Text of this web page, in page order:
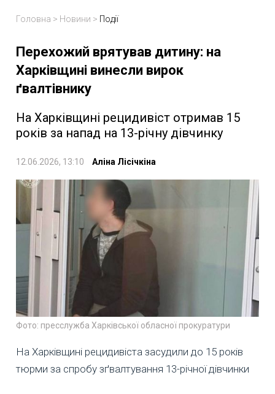
Головна > Новини > Події
Перехожий врятував дитину: на
Харківщині винесли вирок
ґвалтівнику
На Харківщині рецидивіст отримав 15
років за напад на 13-річну дівчинку
12.06.2026, 13:10 Аліна Лісічкіна
Фото: пресслужба Харківської обласної прокуратури
На Харківщині рецидивіста засудили до 15 років
тюрми за спробу зґвалтування 13-річної дівчинки